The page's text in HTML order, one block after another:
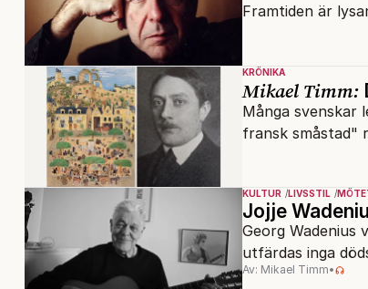
Framtiden är
KRÖNIKA
Mikael Timm:
Många svenskar
fransk småstad"
KULTUR LIVSSTIL
Jojje
Georg Wadenius
utfärdas inga
Av: Mikael Timm•